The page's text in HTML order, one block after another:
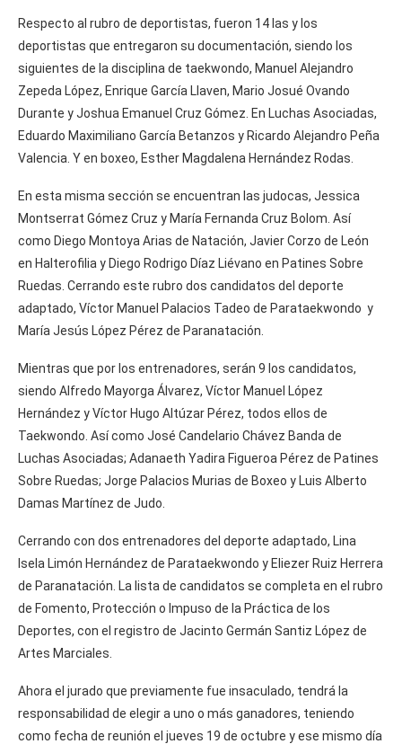
Respecto al rubro de deportistas, fueron 14 las y los
deportistas que entregaron su documentación, siendo los
siguientes de la disciplina de taekwondo, Manuel Alejandro
Zepeda López, Enrique García Llaven, Mario Josué Ovando
Durante y Joshua Emanuel Cruz Gómez. En Luchas Asociadas,
Eduardo Maximiliano García Betanzos y Ricardo Alejandro Peña
Valencia. Y en boxeo, Esther Magdalena Hernández Rodas.
En esta misma sección se encuentran las judocas, Jessica
Montserrat Gómez Cruz y María Fernanda Cruz Bolom. Así
como Diego Montoya Arias de Natación, Javier Corzo de León
en Halterofilia y Diego Rodrigo Díaz Liévano en Patines Sobre
Ruedas. Cerrando este rubro dos candidatos del deporte
adaptado, Víctor Manuel Palacios Tadeo de Parataekwondo y
María Jesús López Pérez de Paranatación.
Mientras que por los entrenadores, serán 9 los candidatos,
siendo Alfredo Mayorga Álvarez, Víctor Manuel López
Hernández y Víctor Hugo Altúzar Pérez, todos ellos de
Taekwondo. Así como José Candelario Chávez Banda de
Luchas Asociadas; Adanaeth Yadira Figueroa Pérez de Patines
Sobre Ruedas; Jorge Palacios Murias de Boxeo y Luis Alberto
Damas Martínez de Judo.
Cerrando con dos entrenadores del deporte adaptado, Lina
Isela Limón Hernández de Parataekwondo y Eliezer Ruiz Herrera
de Paranatación. La lista de candidatos se completa en el rubro
de Fomento, Protección o Impuso de la Práctica de los
Deportes, con el registro de Jacinto Germán Santiz López de
Artes Marciales.
Ahora el jurado que previamente fue insaculado, tendrá la
responsabilidad de elegir a uno o más ganadores, teniendo
como fecha de reunión el jueves 19 de octubre y ese mismo día